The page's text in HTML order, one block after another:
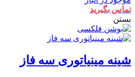
تماس بگیرید
بستن
شینه مینیاتوری سه فاز